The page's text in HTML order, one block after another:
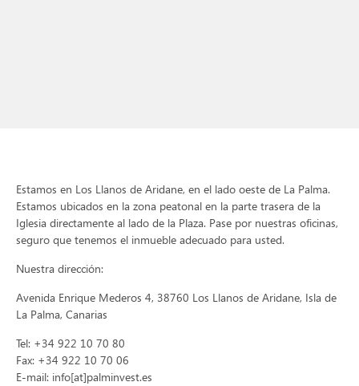
Estamos en Los Llanos de Aridane, en el lado oeste de La Palma.
Estamos ubicados en la zona peatonal en la parte trasera de la
Iglesia directamente al lado de la Plaza. Pase por nuestras oficinas,
seguro que tenemos el inmueble adecuado para usted.
Nuestra dirección:
Avenida Enrique Mederos 4, 38760 Los Llanos de Aridane, Isla de
La Palma, Canarias
Tel: +34 922 10 70 80
Fax: +34 922 10 70 06
E-mail: info[at]palminvest.es